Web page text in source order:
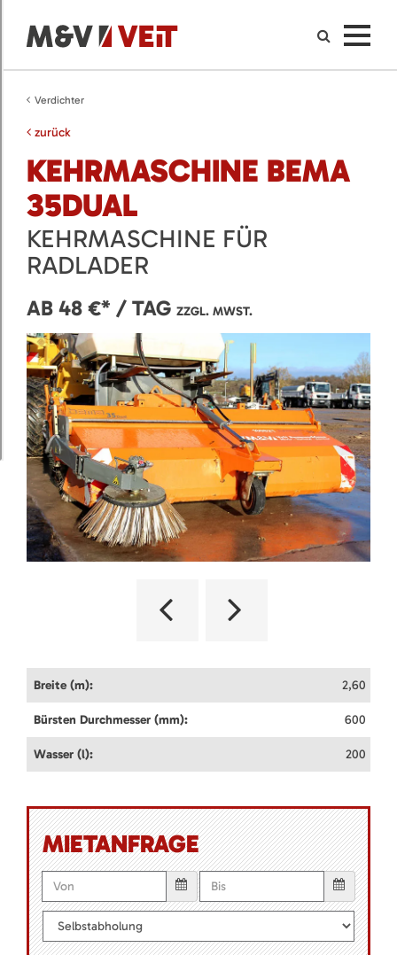
Verdichter
zurück
KEHRMASCHINE BEMA
35DUAL
KEHRMASCHINE FÜR
RADLADER
AB 48 €* / TAG ZZGL. MWST.
Breite (m): 2,60
Bürsten Durchmesser (mm): 600
Wasser (l): 200
MIETANFRAGE